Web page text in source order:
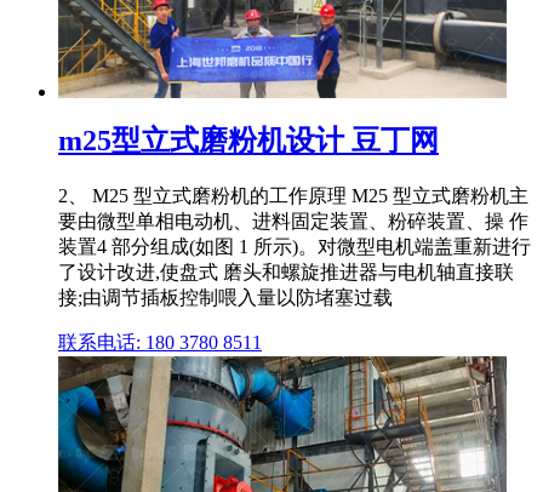
m25型立式磨粉机设计 豆丁网
2、 M25 型立式磨粉机的工作原理 M25 型立式磨粉机主
要由微型单相电动机、进料固定装置、粉碎装置、操 作
装置4 部分组成(如图 1 所示)。对微型电机端盖重新进行
了设计改进,使盘式 磨头和螺旋推进器与电机轴直接联
接;由调节插板控制喂入量以防堵塞过载
联系电话: 180 3780 8511